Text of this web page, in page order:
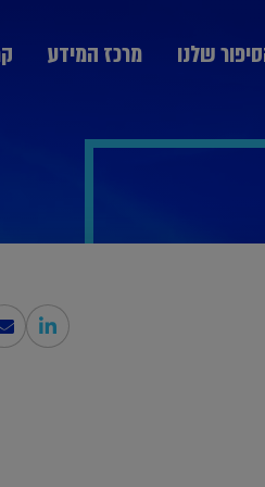
יעוץ ניהול סיכונים GRCS וביקורת פנים
יעוץ ליווי עסקאות Deal Advisory
נבחרת
שלנו מרכז המידע